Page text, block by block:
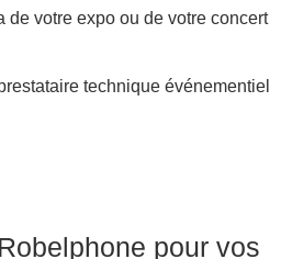
de votre expo ou de votre concert
technique événementiel
pour vos